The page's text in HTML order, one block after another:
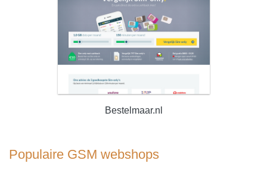
Bestelmaar.nl
Populaire GSM webshops